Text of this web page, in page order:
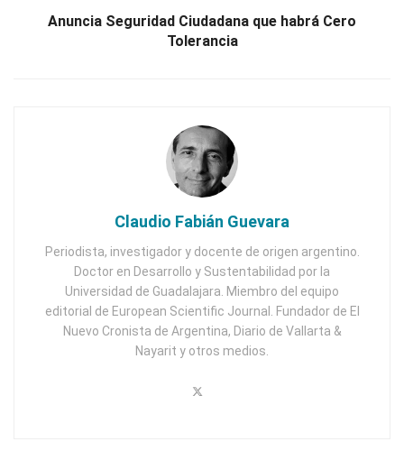
Anuncia Seguridad Ciudadana que habrá Cero
Tolerancia
Claudio Fabián Guevara
Periodista, investigador y docente de origen argentino.
Doctor en Desarrollo y Sustentabilidad por la
Universidad de Guadalajara. Miembro del equipo
editorial de European Scientific Journal. Fundador de El
Nuevo Cronista de Argentina, Diario de Vallarta &
Nayarit y otros medios.